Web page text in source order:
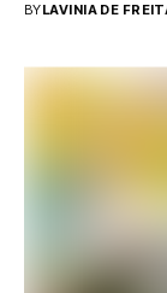
BYLAVINIA DE